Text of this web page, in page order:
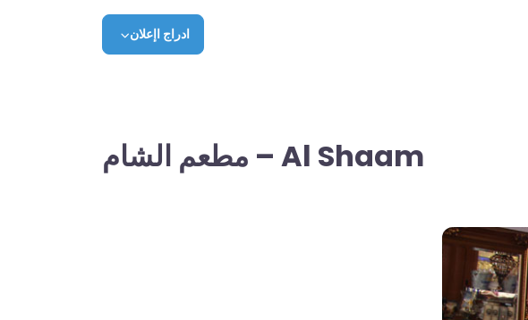
ادراج اإعلان
Al Shaam – مطعم الشام